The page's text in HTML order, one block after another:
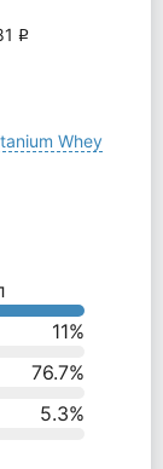
q
Whey
11%
76.7%
5.3%